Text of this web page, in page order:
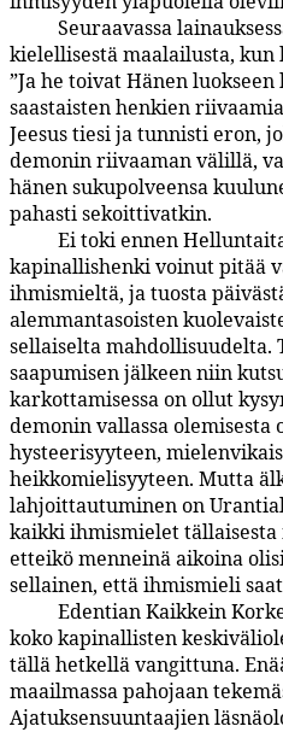
Seuraavassa
kielellisestä maalailusta, kun
”Ja he toivat Hänen
saastaisten henkien
Jeesus tiesi ja tunnisti eron,
demonin riivaaman välillä,
hänen sukupolveensa
pahasti sekoittivatkin.
Ei toki ennen
kapinallishenki voinut pitää
ihmismieltä, ja tuosta
alemmantasoisten
sellaiselta mahdollisuudelta.
saapumisen jälkeen niin
karkottamisessa on ollut
demonin vallassa olemisesta
hysteerisyyteen,
heikkomielisyyteen. Mutta
lahjoittautuminen on
kaikki ihmismielet
etteikö menneinä aikoina
sellainen, että ihmismieli
Edentian Kaikkein
koko kapinallisten
tällä hetkellä vangittuna.
maailmassa pahojaan
Ajatuksensuuntaajien